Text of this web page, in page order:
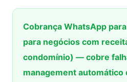
Cobrança WhatsApp
para negócios com
condomínio) — cobre
management